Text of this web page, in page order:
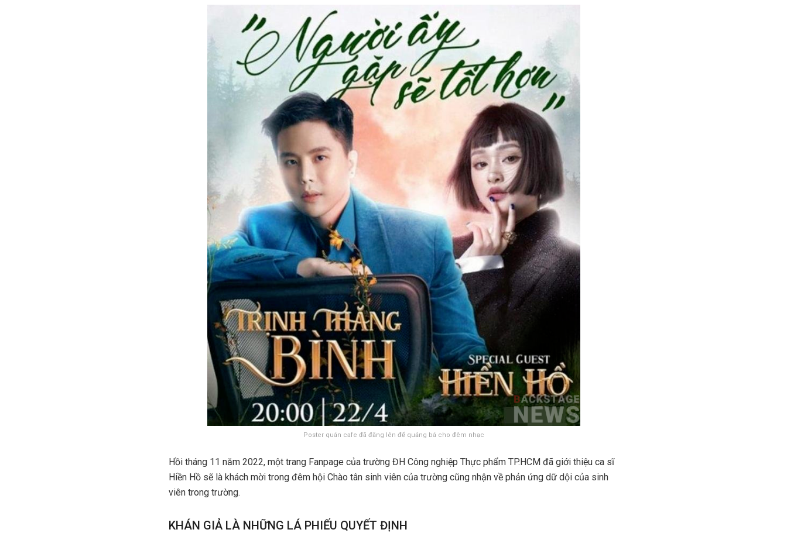
Poster quán cafe đã đăng lên để quảng bá cho đêm nhạc
Hồi tháng 11 năm 2022, một trang Fanpage của trường ĐH Công nghiệp Thực phẩm TP.HCM đã giới thiệu ca sĩ
Hiền Hồ sẽ là khách mời trong đêm hội Chào tân sinh viên của trường cũng nhận về phản ứng dữ dội của sinh
viên trong trường.
KHÁN GIẢ LÀ NHỮNG LÁ PHIẾU QUYẾT ĐỊNH